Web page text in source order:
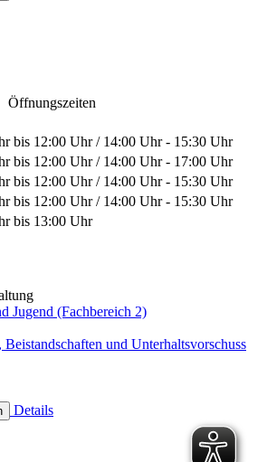
Öffnungszeiten
bis 12:00 Uhr / 14:00 Uhr - 15:30 Uhr
bis 12:00 Uhr / 14:00 Uhr - 17:00 Uhr
bis 12:00 Uhr / 14:00 Uhr - 15:30 Uhr
bis 12:00 Uhr / 14:00 Uhr - 15:30 Uhr
bis 13:00 Uhr
Jugend (Fachbereich 2)
und Unterhaltsvorschuss
Details